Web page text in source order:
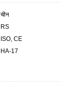
चीन
RS
ISO, CE
HA-17